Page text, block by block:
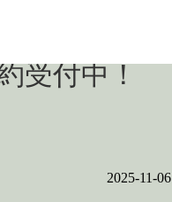
受付中！
2025-11-06